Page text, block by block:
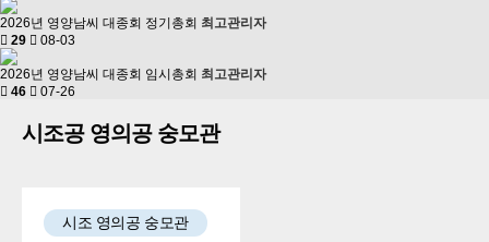
2026년 영양남씨 대종회 정기총회 최고관리자
29
08-03
2026년 영양남씨 대종회 임시총회 최고관리자
46
07-26
시조공 영의공 숭모관
시조 영의공 숭모관